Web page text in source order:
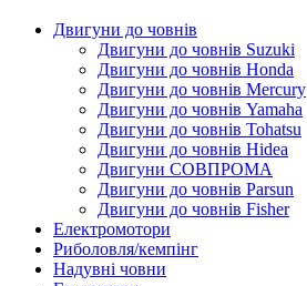
Двигуни до човнів
Двигуни до човнів Suzuki
Двигуни до човнів Honda
Двигуни до човнів Mercury
Двигуни до човнів Yamaha
Двигуни до човнів Tohatsu
Двигуни до човнів Hidea
Двигуни СОВПРОМА
Двигуни до човнів Parsun
Двигуни до човнів Fisher
Електромотори
Риболовля/кемпінг
Надувні човни